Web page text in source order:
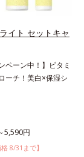
イト セットキャ
ペーン中！】ビタミ
ーチ！美白×保湿シ
5,590円
8/31まで】